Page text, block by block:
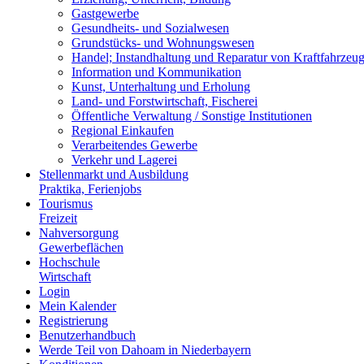
Gastgewerbe
Gesundheits- und Sozialwesen
Grundstücks- und Wohnungswesen
Handel; Instandhaltung und Reparatur von
Information und Kommunikation
Kunst, Unterhaltung und Erholung
Land- und Forstwirtschaft, Fischerei
Öffentliche Verwaltung / Sonstige Institutionen
Regional Einkaufen
Verarbeitendes Gewerbe
Verkehr und Lagerei
Stellenmarkt und Ausbildung
Praktika, Ferienjobs
Tourismus
Freizeit
Nahversorgung
Gewerbeflächen
Hochschule
Wirtschaft
Login
Mein Kalender
Registrierung
Benutzerhandbuch
Werde Teil von Dahoam in Niederbayern